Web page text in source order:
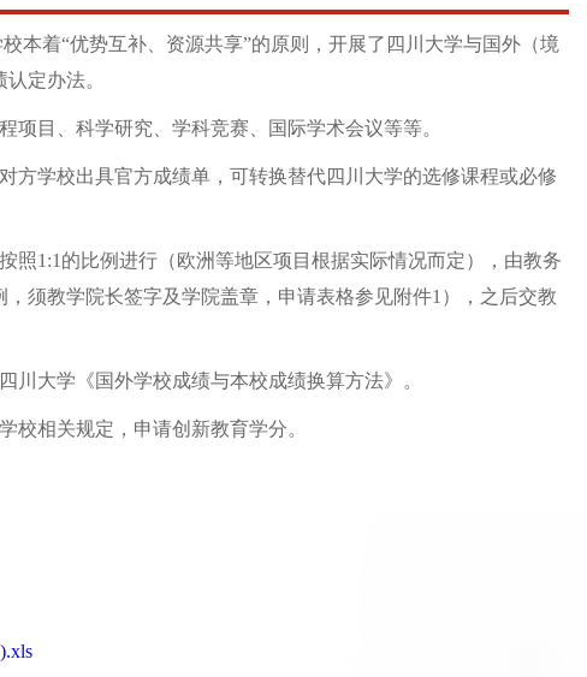
着“优势互补、资源共享”的原则，开展了四川大学与国外（境
定办法。
目、科学研究、学科竞赛、国际学术会议等等。
学校出具官方成绩单，可转换替代四川大学的选修课程或必修
1:1的比例进行（欧洲等地区项目根据实际情况而定），由教务
须教学院长签字及学院盖章，申请表格参见附件1），之后交教
大学《国外学校成绩与本校成绩换算方法》。
相关规定，申请创新教育学分。